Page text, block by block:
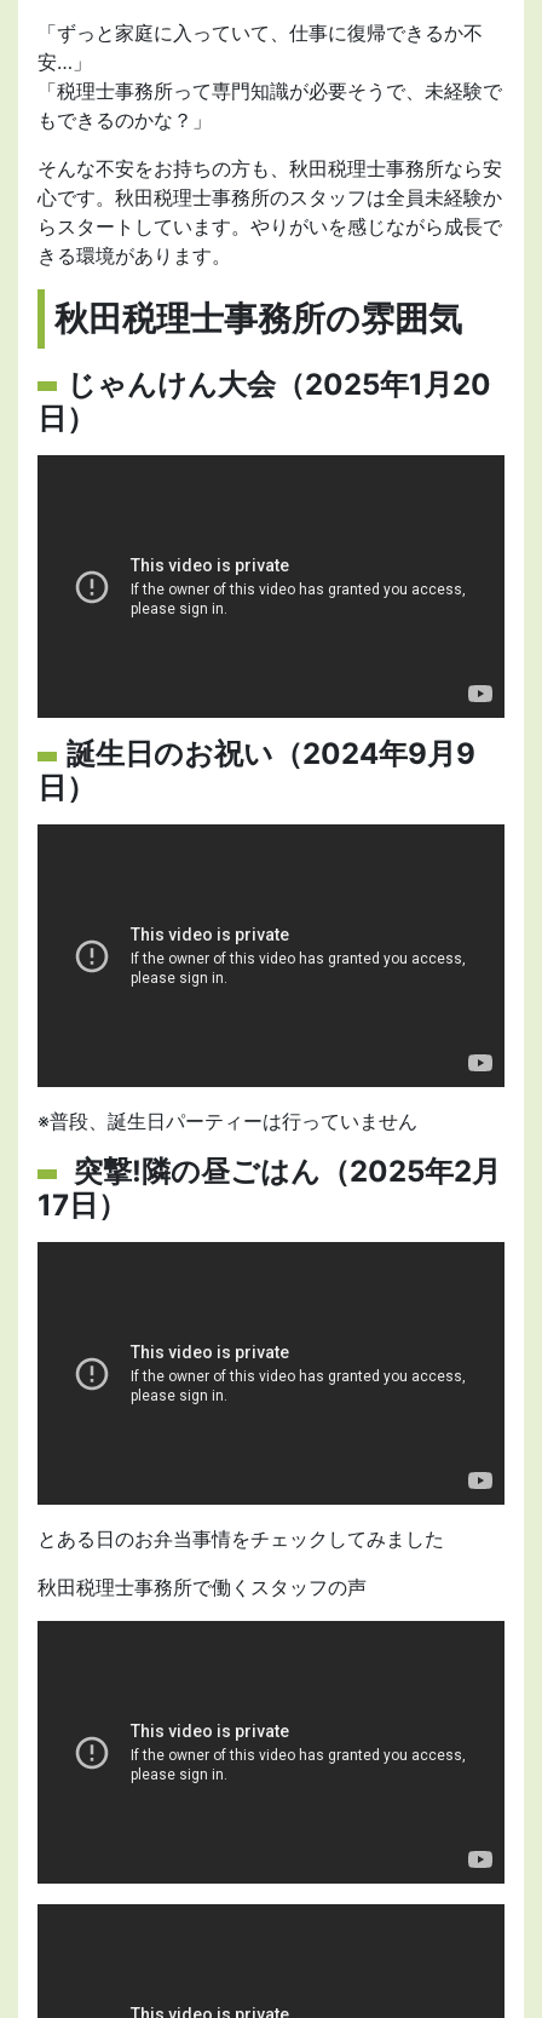
「ずっと家庭に入っていて、仕事に復帰できるか不
安…」
「税理士事務所って専門知識が必要そうで、未経験で
もできるのかな？」
そんな不安をお持ちの方も、秋田税理士事務所なら安
心です。秋田税理士事務所のスタッフは全員未経験か
らスタートしています。やりがいを感じながら成長で
きる環境があります。
秋田税理士事務所の雰囲気
じゃんけん大会（2025年1月20
日）
誕生日のお祝い（2024年9月9
日）
※普段、誕生日パーティーは行っていません
突撃!隣の昼ごはん（2025年2月
17日）
とある日のお弁当事情をチェックしてみました
秋田税理士事務所で働くスタッフの声